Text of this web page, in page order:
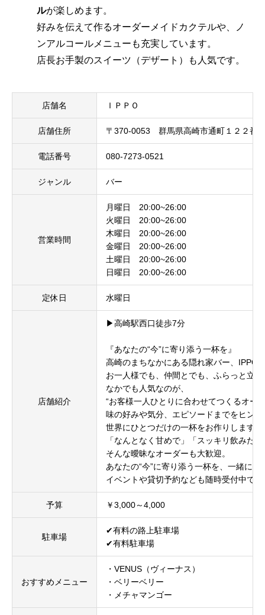
ルが楽しめます。
好みを伝えて作るオーダーメイドカクテルや、ノ
ンアルコールメニューも充実しています。
店長お手製のスイーツ（デザート）も人気です。
店舗名 ＩＰＰＯ
店舗住所 〒370-0053 群馬県高崎市通町１２２番
電話番号 080-7273-0521
ジャンル バー
営業時間
月曜日 20:00~26:00
火曜日 20:00~26:00
木曜日 20:00~26:00
金曜日 20:00~26:00
土曜日 20:00~26:00
日曜日 20:00~26:00
定休日 水曜日
店舗紹介
▶︎高崎駅西口徒歩7分
『あなたの“今”に寄り添う一杯を』
高崎のまちなかにある隠れ家バー、IPPO(
お一人様でも、仲間とでも、ふらっと立
なかでも人気なのが、
“お客様一人ひとりに合わせてつくるオー
味の好みや気分、エピソードまでをヒント
世界にひとつだけの一杯をお作りします。
「なんとなく甘めで」「スッキリ飲みた
そんな曖昧なオーダーも大歓迎。
あなたの“今”に寄り添う一杯を、一緒に見
イベントや貸切予約なども随時受付中です
予算 ￥3,000～4,000
駐車場
✔有料の路上駐車場
✔有料駐車場
おすすめメニュー
・VENUS（ヴィーナス）
・ベリーベリー
・メチャマンゴー